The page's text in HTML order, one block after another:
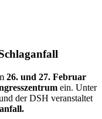
26. und 27. Februar
ein. Unter
der DSH veranstaltet